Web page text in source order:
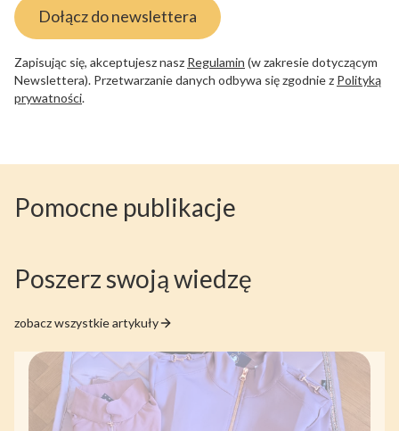
Dołącz do newslettera
Zapisując się, akceptujesz nasz Regulamin (w zakresie dotyczącym
Newslettera). Przetwarzanie danych odbywa się zgodnie z Polityką
prywatności.
Pomocne publikacje
Poszerz swoją wiedzę
zobacz wszystkie artykuły